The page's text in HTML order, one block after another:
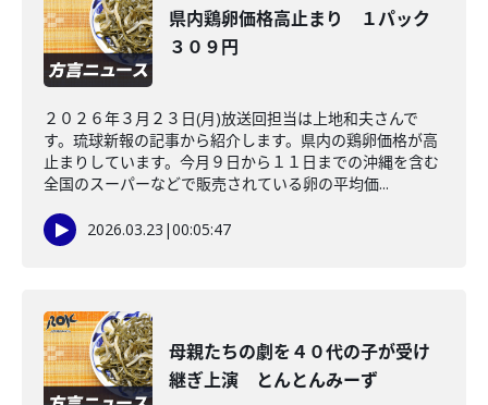
県内鶏卵価格高止まり １パック
３０９円
２０２６年３月２３日(月)放送回担当は上地和夫さんで
す。琉球新報の記事から紹介します。県内の鶏卵価格が高
止まりしています。今月９日から１１日までの沖縄を含む
全国のスーパーなどで販売されている卵の平均価...
2026.03.23 |00:05:47
母親たちの劇を４０代の子が受け
継ぎ上演 とんとんみーず